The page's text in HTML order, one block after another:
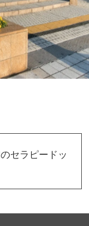
セラピードッ